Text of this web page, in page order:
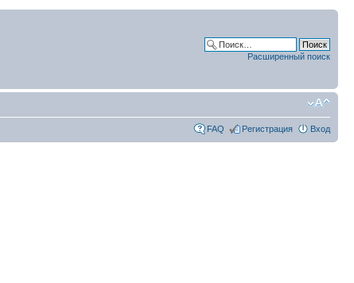
Расширенный поиск
FAQ Регистрация Вход